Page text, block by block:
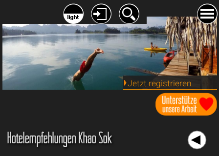
Jetzt registrieren
Hotelempfehlungen Khao Sok